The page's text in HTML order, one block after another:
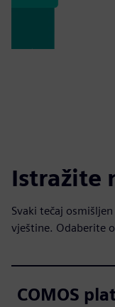
Istražite
Svaki tečaj
vještine. Odaberite
COMOS